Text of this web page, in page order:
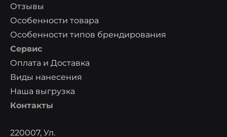
Отзывы
Особенности товара
Особенности типов брендирования
Сервис
Оплата и Доставка
Виды нанесения
Наша выгрузка
Контакты
220007, Ул.